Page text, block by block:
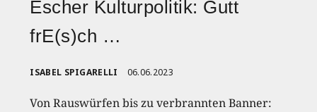
Escher Kulturpolitik: Gutt
frE(s)ch …
ISABEL SPIGARELLI 06.06.2023
Von Rauswürfen bis zu verbrannten Banner: